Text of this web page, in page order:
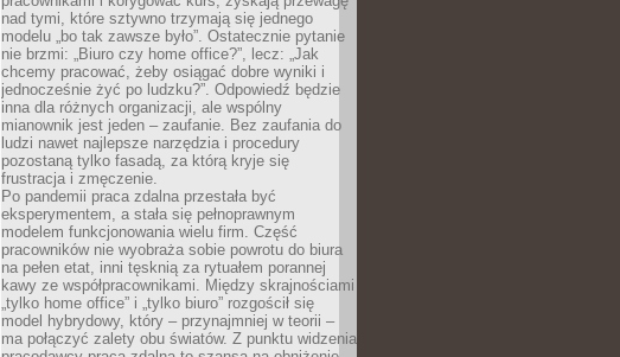
nad tymi, które sztywno trzymają się jednego
modelu „bo tak zawsze było”. Ostatecznie pytanie
nie brzmi: „Biuro czy home office?”, lecz: „Jak
chcemy pracować, żeby osiągać dobre wyniki i
jednocześnie żyć po ludzku?”. Odpowiedź będzie
inna dla różnych organizacji, ale wspólny
mianownik jest jeden – zaufanie. Bez zaufania do
ludzi nawet najlepsze narzędzia i procedury
pozostaną tylko fasadą, za którą kryje się
frustracja i zmęczenie.
Po pandemii praca zdalna przestała być
eksperymentem, a stała się pełnoprawnym
modelem funkcjonowania wielu firm. Część
pracowników nie wyobraża sobie powrotu do biura
na pełen etat, inni tęsknią za rytuałem porannej
kawy ze współpracownikami. Między skrajnościami
„tylko home office” i „tylko biuro” rozgościł się
model hybrydowy, który – przynajmniej w teorii –
ma połączyć zalety obu światów. Z punktu widzenia